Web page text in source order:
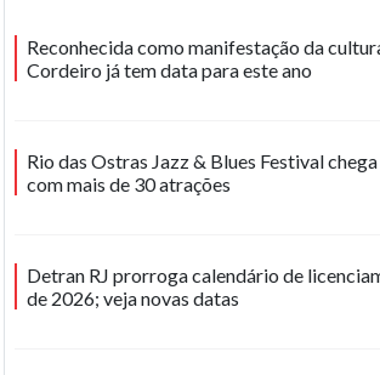
Reconhecida como manifestação da
Cordeiro já tem data para este ano
Rio das Ostras Jazz & Blues Festival chega
com mais de 30 atrações
Detran RJ prorroga calendário de
de 2026; veja novas datas